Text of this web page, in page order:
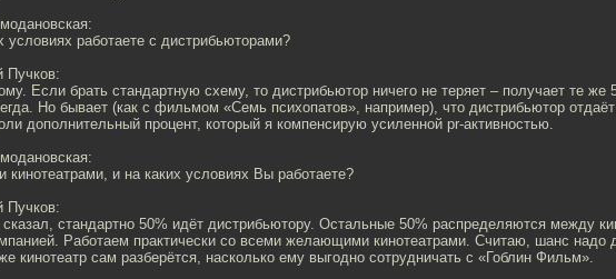
условиях работаете с дистрибьюторами?
Пучков:
Если брать стандартную схему, то дистрибьютор ничего не теряет – получает те же
Но бывает (как с фильмом «Семь психопатов», например), что дистрибьютор
дополнительный процент, который я компенсирую усиленной pr-активностью.
кинотеатрами, и на каких условиях Вы работаете?
Пучков:
сказал, стандартно 50% идёт дистрибьютору. Остальные 50% распределяются между
Работаем практически со всеми желающими кинотеатрами. Считаю, шанс надо
кинотеатр сам разберётся, насколько ему выгодно сотрудничать с «Гоблин Фильм».